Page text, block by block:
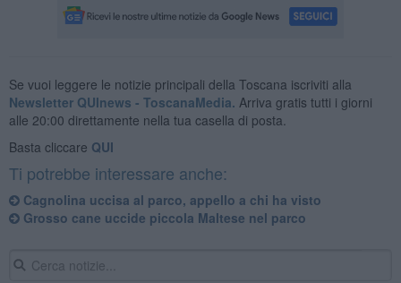
Se vuoi leggere le notizie principali della Toscana iscriviti alla
Newsletter QUInews - ToscanaMedia. Arriva gratis tutti i giorni
alle 20:00 direttamente nella tua casella di posta.
Basta cliccare QUI
Ti potrebbe interessare anche:
Cagnolina uccisa al parco, appello a chi ha visto
Grosso cane uccide piccola Maltese nel parco